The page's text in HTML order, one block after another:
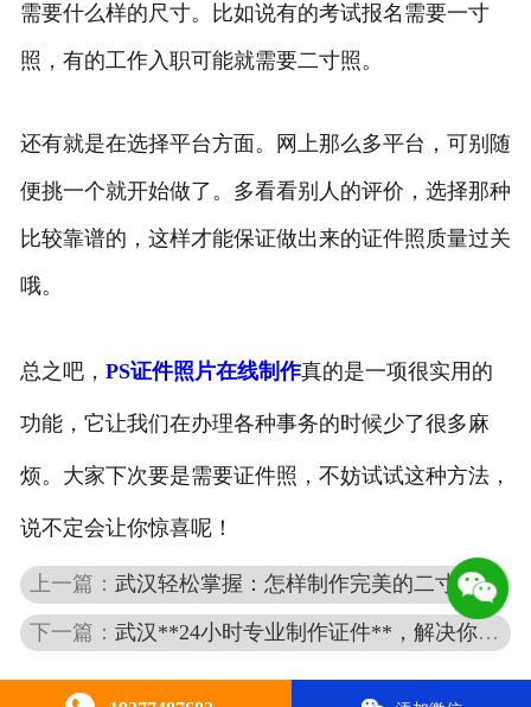
需要什么样的尺寸。比如说有的考试报名需要一寸
照，有的工作入职可能就需要二寸照。
还有就是在选择平台方面。网上那么多平台，可别随
便挑一个就开始做了。多看看别人的评价，选择那种
比较靠谱的，这样才能保证做出来的证件照质量过关
哦。
总之吧， PS证件照片在线制作真的是一项很实用的
功能，它让我们在办理各种事务的时候少了很多麻
烦。大家下次要是需要证件照，不妨试试这种方法，
说不定会让你惊喜呢！
上一篇：武汉轻松掌握：怎样制作完美的二寸证件照?
下一篇：武汉**24小时专业制作证件**，解决你的燃眉之急